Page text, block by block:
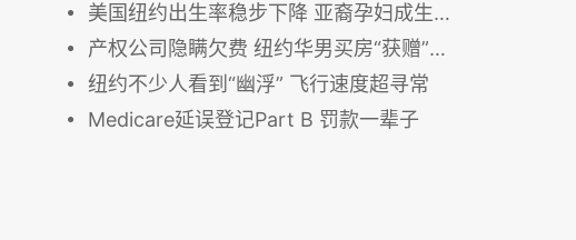
美国纽约出生率稳步下降 亚裔孕妇成生育“大户”
产权公司隐瞒欠费 纽约华男买房“获赠”上万水费账单
纽约不少人看到“幽浮” 飞行速度超寻常
Medicare延误登记Part B 罚款一辈子